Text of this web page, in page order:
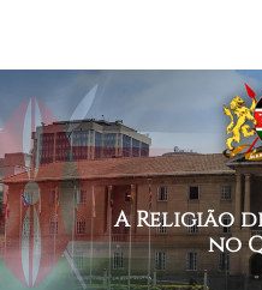
A Religião
no